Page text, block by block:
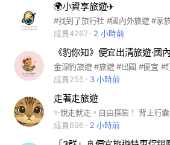
🌍小資享旅遊✈️
成員4267
2 小時前
成員255
3 小時前
走著走旅遊
成員696
2 小時前